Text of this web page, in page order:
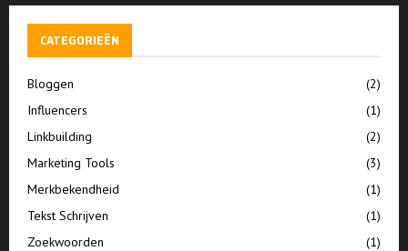
CATEGORIEËN
Bloggen
(2)
Influencers
(1)
Linkbuilding
(2)
Marketing Tools
(3)
Merkbekendheid
(1)
Tekst Schrijven
(1)
Zoekwoorden
(1)